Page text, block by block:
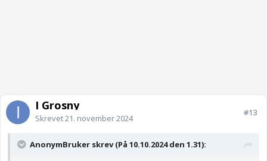
I Grosny
Skrevet21. november 2024
#13
AnonymBruker skrev (På 10.10.2024 den 1.31):